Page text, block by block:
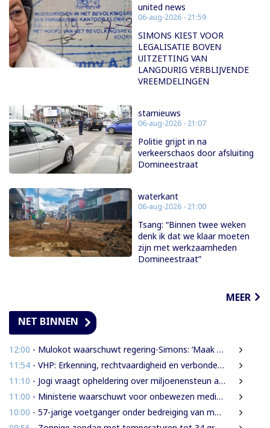
united news
06-aug-2026 - 21:59
SIMONS KIEST VOOR
LEGALISATIE BOVEN
UITZETTING VAN
LANGDURIG VERBLIJVENDE
VREEMDELINGEN
starnieuws
06-aug-2026 - 21:07
Politie grijpt in na
verkeerschaos door afsluiting
Domineestraat
waterkant
06-aug-2026 - 21:00
Tsang: “Binnen twee weken
denk ik dat we klaar moeten
zijn met werkzaamheden
Domineestraat”
MEER
NET BINNEN
12:00 - Mulokot waarschuwt regering-Simons: ‘Maak van 5-kilometerwet geen uitstel van echte grondenrechten’
11:54 - VHP: Erkenning, rechtvaardigheid en verbondenheid op 9 augustus
11:10 - Jogi vraagt opheldering over miljoenensteun aan SLM en behaalde resultaten
11:00 - Ministerie waarschuwt voor onbewezen medische claims via sociale media
10:00 - 57-jarige voetganger onder bedreiging van mes beroofd van mobiele telefoon